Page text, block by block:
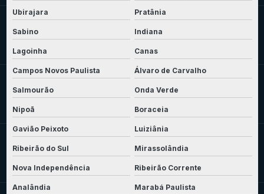
Ubirajara Pratânia
Sabino Indiana
Lagoinha Canas
Campos Novos Paulista Álvaro de Carvalho
Salmourão Onda Verde
Nipoã Boraceia
Gavião Peixoto Luiziânia
Ribeirão do Sul Mirassolândia
Nova Independência Ribeirão Corrente
Analândia Marabá Paulista